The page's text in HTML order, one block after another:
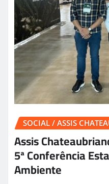
SOCIAL / ASSIS
Assis
5ª Conferência
Ambiente